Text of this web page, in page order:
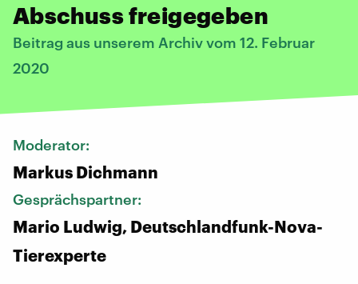
Abschuss freigegeben
Beitrag aus unserem Archiv vom 12. Februar
2020
Moderator:
Markus Dichmann
Gesprächspartner:
Mario Ludwig, Deutschlandfunk-Nova-
Tierexperte